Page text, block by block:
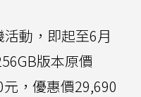
動，即起至6月
版本原價
，優惠價29,690